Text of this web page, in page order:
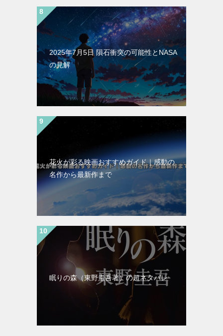
2025年7月5日 隕石衝突の可能性とNASA
の見解
花火が彩る映画おすすめガイド｜感動の
名作から最新作まで
眠りの森（東野圭吾著）の超ネタバレ